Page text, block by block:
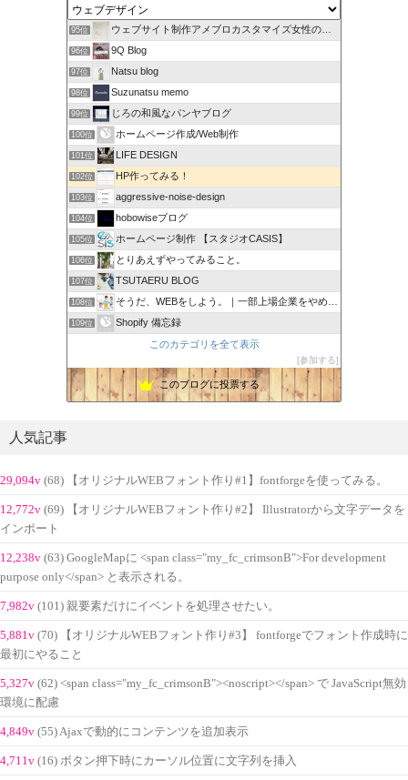
95位 ウェブサイト制作アメブロカスタマイズ女性のお仕事をサポート！
96位 9Q Blog
97位 Natsu blog
98位 Suzunatsu memo
99位 じろの和風なパンヤブログ
100位 ホームページ作成/Web制作
101位 LIFE DESIGN
102位 HP作ってみる！
103位 aggressive-noise-design
104位 hobowiseブログ
105位 ホームページ制作 【スタジオCASIS】
106位 とりあえずやってみること。
107位 TSUTAERU BLOG
108位 そうだ、WEBをしよう。｜一部上場企業をやめてWEB担当に
109位 Shopify 備忘録
このカテゴリを全て表示
参加する
このブログに投票する
人気記事
29,094v (68) 【オリジナルWEBフォント作り#1】fontforgeを使ってみる。
12,772v (69) 【オリジナルWEBフォント作り#2】 Illustratorから文字データを
インポート
12,238v (63) GoogleMapに <span class="my_fc_crimsonB">For development
purpose only</span> と表示される。
7,982v (101) 親要素だけにイベントを処理させたい。
5,881v (70) 【オリジナルWEBフォント作り#3】 fontforgeでフォント作成時に
最初にやること
5,327v (62) <span class="my_fc_crimsonB"><noscript></span> で JavaScript無効
環境に配慮
4,849v (55) Ajaxで動的にコンテンツを追加表示
4,711v (16) ボタン押下時にカーソル位置に文字列を挿入